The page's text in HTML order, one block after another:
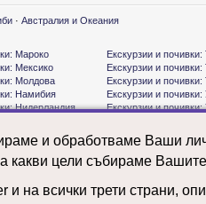
· Австралия и Океания
Мароко
Мексико
Молдова
Намибия
Нидерландия
Панама
Полша
Португалия
Румъния
Екскурзии и
Екскурзии и почивки:
Екскурзии и почивки:
Екскурзии и почивки:
Екскурзии и почивки:
Екскурзии и почивки:
Екскурзии и
Екскурзии и
Екскурзии и
Екскурзии и
и обработваме Ваши
какви цели събираме
на всички трети страни,